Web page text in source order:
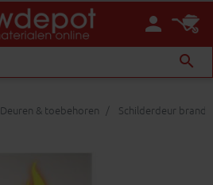
person
search
Deuren & toebehoren Schilderdeur